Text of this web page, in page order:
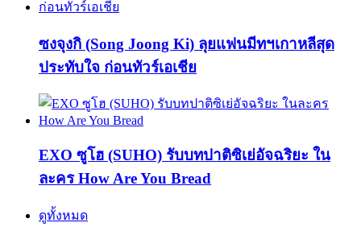
ซงจุงกิ (Song Joong Ki) ลุยแฟนมีทฯเกาหลีสุด
ประทับใจ ก่อนทัวร์เอเชีย
EXO ซูโฮ (SUHO) รับบทปาติซิเย่อัจฉริยะ ใน
ละคร How Are You Bread
ดูทั้งหมด